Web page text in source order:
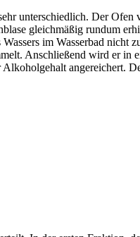
unterschiedlich. Der Ofen
gleichmäßig rundum
im Wasserbad
Anschließend wird er in